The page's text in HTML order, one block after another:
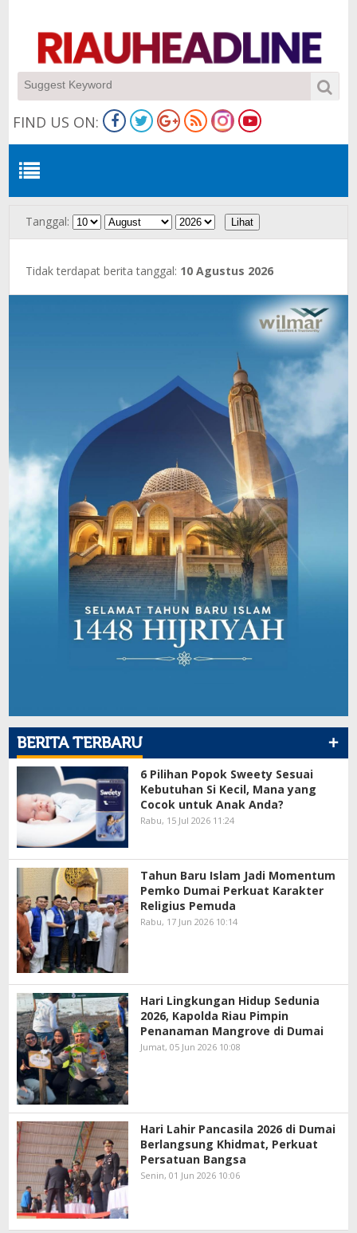
FIND US ON:
Tanggal:
Tidak terdapat berita tanggal: 10 Agustus 2026
+
BERITA TERBARU
6 Pilihan Popok Sweety Sesuai
Kebutuhan Si Kecil, Mana yang
Cocok untuk Anak Anda?
Rabu, 15 Jul 2026 11:24
Tahun Baru Islam Jadi Momentum
Pemko Dumai Perkuat Karakter
Religius Pemuda
Rabu, 17 Jun 2026 10:14
Hari Lingkungan Hidup Sedunia
2026, Kapolda Riau Pimpin
Penanaman Mangrove di Dumai
Jumat, 05 Jun 2026 10:08
Hari Lahir Pancasila 2026 di Dumai
Berlangsung Khidmat, Perkuat
Persatuan Bangsa
Senin, 01 Jun 2026 10:06